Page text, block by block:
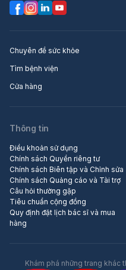
Chuyên đề sức khỏe
Tìm bệnh viện
Cửa hàng
Thông tin
Điều khoản sử dụng
Chính sách Quyền riêng tư
Chính sách Biên tập và Chỉnh sửa
Chính sách Quảng cáo và Tài trợ
Câu hỏi thường gặp
Tiêu chuẩn cộng đồng
Quy định đặt lịch bác sĩ và mua
hàng
Khám phá những trang khác